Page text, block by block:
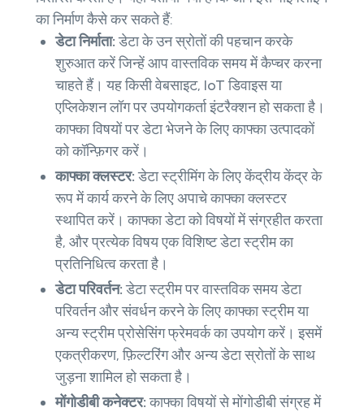
का निर्माण कैसे कर सकते हैं:
डेटा निर्माता:डेटा के उन स्रोतों की पहचान करके
शुरुआत करें जिन्हें आप वास्तविक समय में कैप्चर करना
चाहते हैं। यह किसी वेबसाइट, IoT डिवाइस या
एप्लिकेशन लॉग पर उपयोगकर्ता इंटरैक्शन हो सकता है।
काफ्का विषयों पर डेटा भेजने के लिए काफ्का उत्पादकों
को कॉन्फ़िगर करें।
काफ्का क्लस्टर:डेटा स्ट्रीमिंग के लिए केंद्रीय केंद्र के
रूप में कार्य करने के लिए अपाचे काफ्का क्लस्टर
स्थापित करें। काफ्का डेटा को विषयों में संग्रहीत करता
है, और प्रत्येक विषय एक विशिष्ट डेटा स्ट्रीम का
प्रतिनिधित्व करता है।
डेटा परिवर्तन:डेटा स्ट्रीम पर वास्तविक समय डेटा
परिवर्तन और संवर्धन करने के लिए काफ्का स्ट्रीम या
अन्य स्ट्रीम प्रोसेसिंग फ्रेमवर्क का उपयोग करें। इसमें
एकत्रीकरण, फ़िल्टरिंग और अन्य डेटा स्रोतों के साथ
जुड़ना शामिल हो सकता है।
मोंगोडीबी कनेक्टर:काफ्का विषयों से मोंगोडीबी संग्रह में